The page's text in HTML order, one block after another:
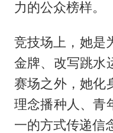
力的公众榜样。
竞技场上，她是
金牌、改写跳水
赛场之外，她化
理念播种人、青
一的方式传递信